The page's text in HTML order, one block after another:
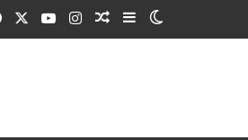
FacebookYouTubeInstagram
Random Article
Sidebar